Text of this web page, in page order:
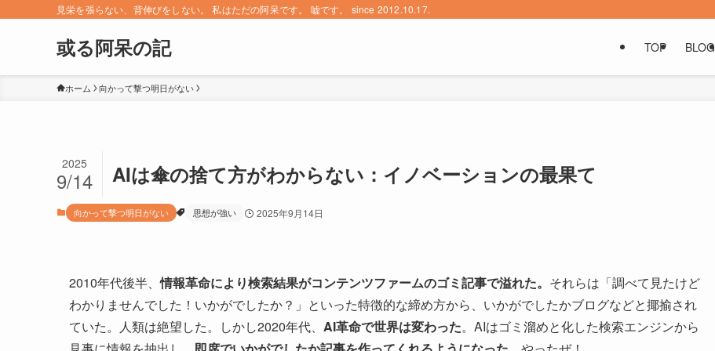
見栄を張らない、背伸びをしない。 私はただの阿呆です。 嘘です。 since 2012.10.17.
或る阿呆の記 TOP BLOG
ホーム 向かって撃つ明日がない
AIは傘の捨て方がわからない：イノベーションの最果て
2025
9/14
向かって撃つ明日がない 思想が強い 2025年9月14日
2010年代後半、情報革命により検索結果がコンテンツファームのゴミ記事で溢れた。 それらは「調べて見たけど
わかりませんでした！いかがでしたか？」といった特徴的な締め方から、いかがでしたかブログなどと揶揄され
ていた。人類は絶望した。しかし2020年代、 AI革命で世界は変わった。AIはゴミ溜めと化した検索エンジンから